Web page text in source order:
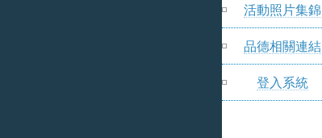
活動照片集錦
品德相關連結
登入系統